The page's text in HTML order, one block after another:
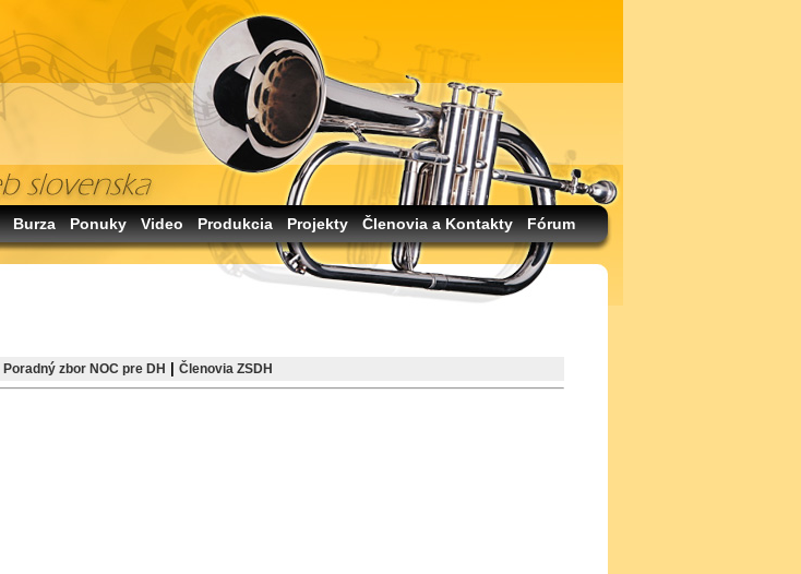
Burza Ponuky Video Produkcia Projekty Členovia a Kontakty
Fórum
Poradný zbor NOC pre DH Členovia ZSDH